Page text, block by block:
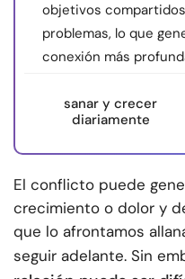
objetivos
problemas, lo que
conexión más
sanar y crecer
diariamente
El conflicto puede
crecimiento o dolor y
que lo afrontamos
seguir adelante. Sin